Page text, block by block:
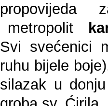
propovijeda
metropolit
Svi svećenici
ruhu bijele
silazak u